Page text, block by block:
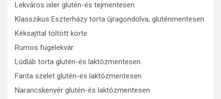
Lekváros isler glutén-és tejmentesen
Klasszikus Eszterházy torta újragondolva, gluténmentesen
Kéksajttal töltött körte
Rumos fügelekvár
Lúdláb torta glutén-és laktózmentesen
Fanta szelet glutén-és laktózmentesen
Narancskenyér glutén-és laktózmentesen